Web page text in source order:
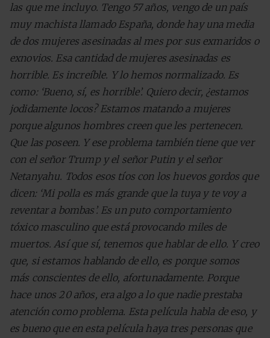
las que me incluyo. Tengo 57 años, vengo de un país
muy machista llamado España, donde hay una media
de dos mujeres asesinadas al mes por sus exmaridos o
exnovios. Esa cantidad de mujeres asesinadas es
horrible. Es increíble. Y lo hemos normalizado. Es
como: ‘Bueno, sí, es horrible’. Quiero decir, ¿estamos
jodidamente locos? Estamos matando a mujeres
porque algunos hombres creen que les pertenecen.
Que las poseen. Y ese problema también tiene que ver
con el señor Trump y el señor Putin y el señor
Netanyahu. Todos esos tíos con los huevos gordos que
dicen: ‘Mi polla es más grande que la tuya y te voy a
reventar a bombas’. Es un puto comportamiento
tóxico masculino que está provocando miles de
muertos. Así que sí, tenemos que hablar de ello. Y creo
que, si estamos hablando de ello, es porque somos
más conscientes de ello, afortunadamente. Porque
hace unos 20 años, era algo a lo que nadie prestaba
atención como problema. Esta película habla de eso, y
es bueno que en esta película haya tres personas que